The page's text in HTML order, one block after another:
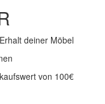
deiner Möbel
von 100€